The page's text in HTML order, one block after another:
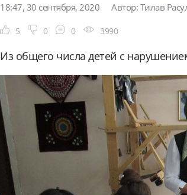
18:47, 30 сентября, 2020 Автор: Тилав
5 0 0 3990
Из общего числа детей с